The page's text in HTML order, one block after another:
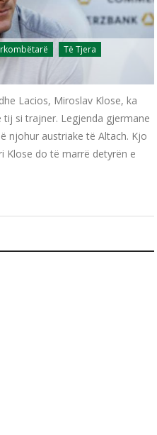
Të Tjera
Lacios, Miroslav Klose, ka
si trajner. Legjenda gjermane
njohur austriake të Altach. Kjo
Klose do të marrë detyrën e